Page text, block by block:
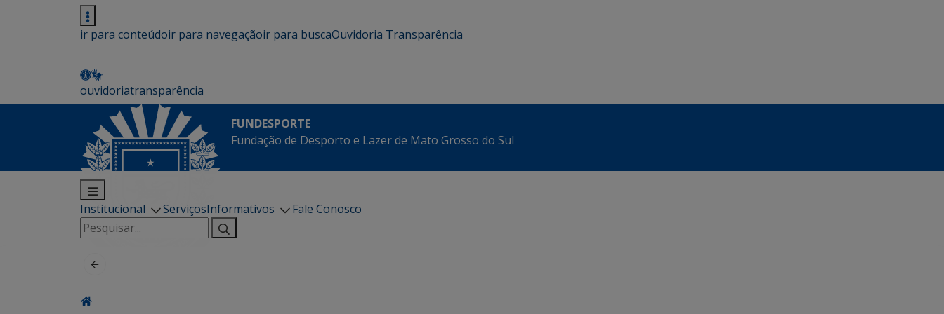
ir para conteúdoir para navegaçãoir para buscaOuvidoria Transparência
ouvidoriatransparência
FUNDESPORTE
Fundação de Desporto e Lazer de Mato Grosso do Sul
Institucional ServiçosInformativos
Fale Conosco
Pesquisar
por: